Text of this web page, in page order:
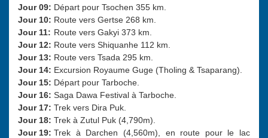
Jour 09: Départ pour Tsochen 355 km.
Jour 10: Route vers Gertse 268 km.
Jour 11: Route vers Gakyi 373 km.
Jour 12: Route vers Shiquanhe 112 km.
Jour 13: Route vers Tsada 295 km.
Jour 14: Excursion Royaume Guge (Tholing & Tsaparang).
Jour 15: Départ pour Tarboche.
Jour 16: Saga Dawa Festival à Tarboche.
Jour 17: Trek vers Dira Puk.
Jour 18: Trek à Zutul Puk (4,790m).
Jour 19: Trek à Darchen (4,560m), en route pour le lac